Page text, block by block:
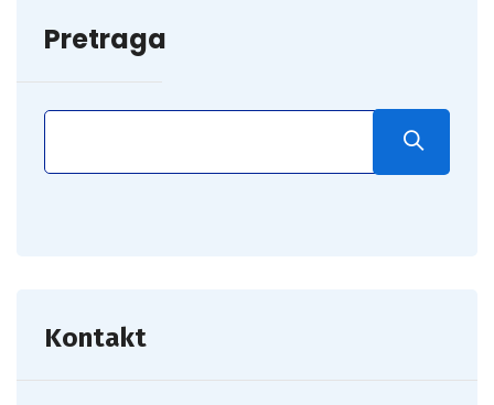
Pretraga
Kontakt